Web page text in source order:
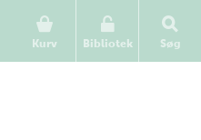
Kurv
Bibliotek Søg